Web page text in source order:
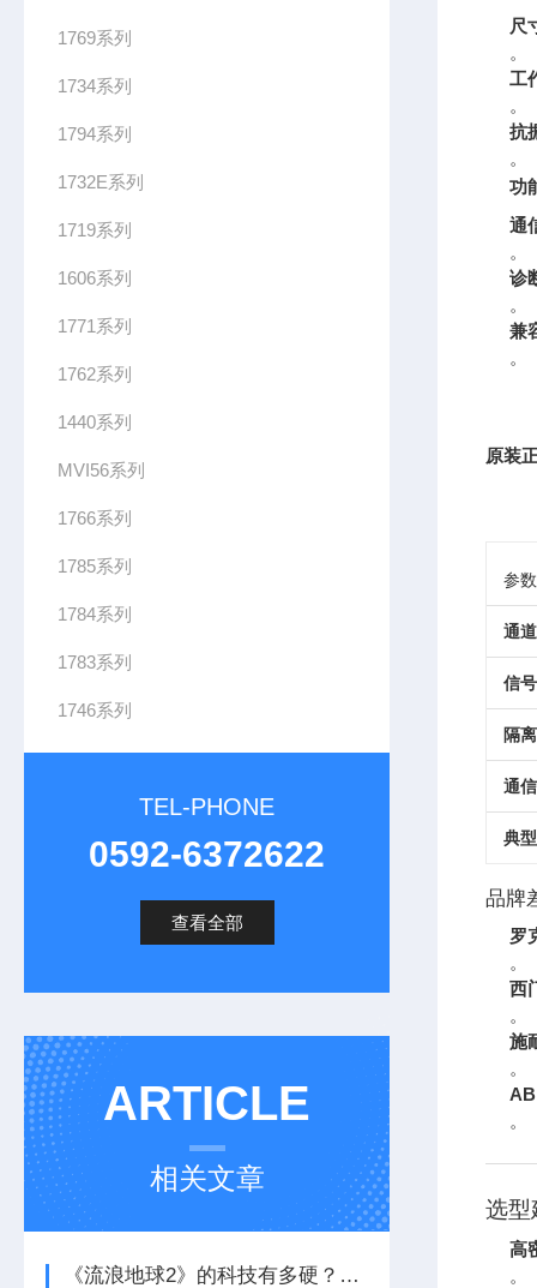
1769系列
1734系列
1794系列
1732E系列
1719系列
1606系列
1771系列
1762系列
1440系列
MVI56系列
1766系列
1785系列
1784系列
1783系列
1746系列
TEL-PHONE
0592-6372622
查看全部
ARTICLE
相关文章
《流浪地球2》的科技有多硬？工业移动机器人首登大银幕
尺
。
工
。
抗
。
功
通
。
诊
。
兼
。
原装
参
通
信
隔
通
典
品牌
罗
。
西
。
施
。
。
选型
高
。